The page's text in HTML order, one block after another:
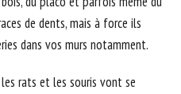
de dents, mais à force ils
dans vos murs notamment.
rats et les souris vont se